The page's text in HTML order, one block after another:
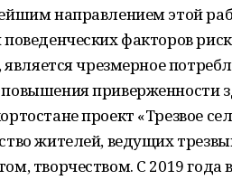
направлением этой
факторов
является чрезмерное
приверженности
проект «Трезвое
жителей, ведущих
творчеством. С 2019 года